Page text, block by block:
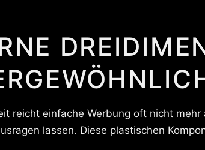
reicht einfache Werbung oft nicht
lassen. Diese plastischen